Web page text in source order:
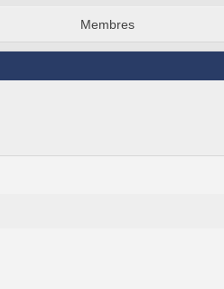
Membres